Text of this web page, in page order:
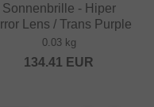
Sonnenbrille - Hiper
Lens / Trans Purple
0.03 kg
134.41 EUR